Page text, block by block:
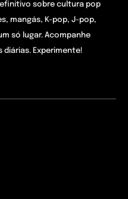
sobre cultura pop
mangás, K-pop, J-pop,
só lugar. Acompanhe
diárias. Experimente!